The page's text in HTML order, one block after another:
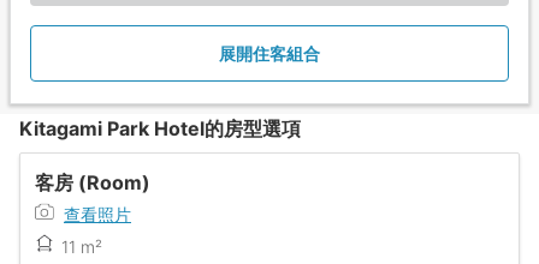
展開住客組合
Kitagami Park Hotel的房型選項
客房 (Room)
查看照片
11 m²